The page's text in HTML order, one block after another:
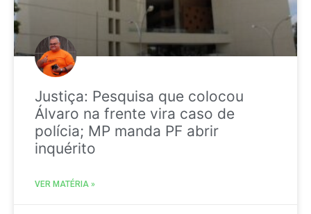
Justiça: Pesquisa que colocou
Álvaro na frente vira caso de
polícia; MP manda PF abrir
inquérito
VER MATÉRIA »